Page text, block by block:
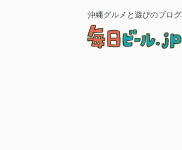
沖縄グルメと遊びのブログ